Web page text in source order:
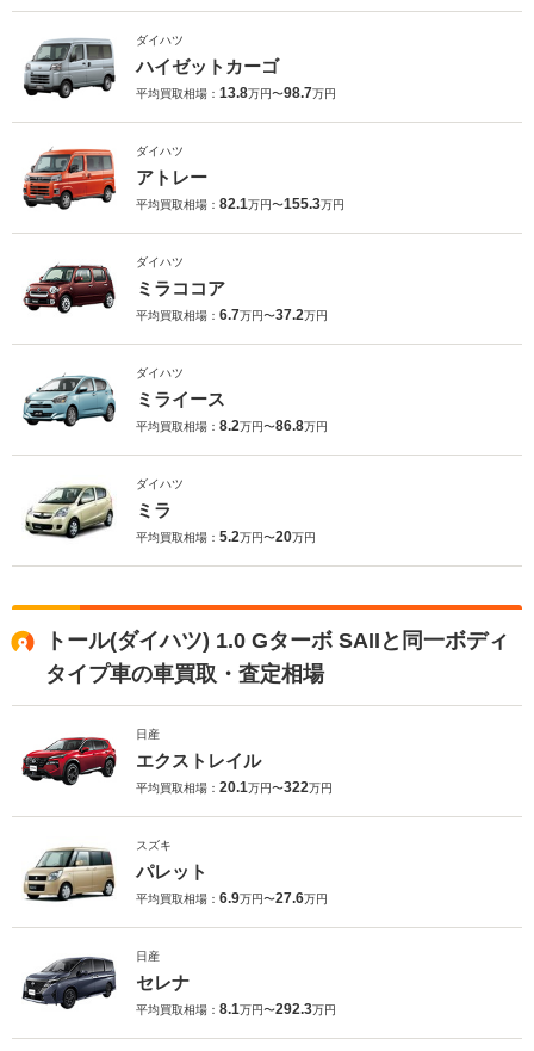
ダイハツ
ハイゼットカーゴ
平均買取相場： 13.8万円〜98.7万円
ダイハツ
アトレー
平均買取相場： 82.1万円〜155.3万円
ダイハツ
ミラココア
平均買取相場： 6.7万円〜37.2万円
ダイハツ
ミライース
平均買取相場： 8.2万円〜86.8万円
ダイハツ
ミラ
平均買取相場： 5.2万円〜20万円
トール(ダイハツ) 1.0 Gターボ SAIIと同一ボディ
タイプ車の車買取・査定相場
日産
エクストレイル
平均買取相場： 20.1万円〜322万円
スズキ
パレット
平均買取相場： 6.9万円〜27.6万円
日産
セレナ
平均買取相場： 8.1万円〜292.3万円